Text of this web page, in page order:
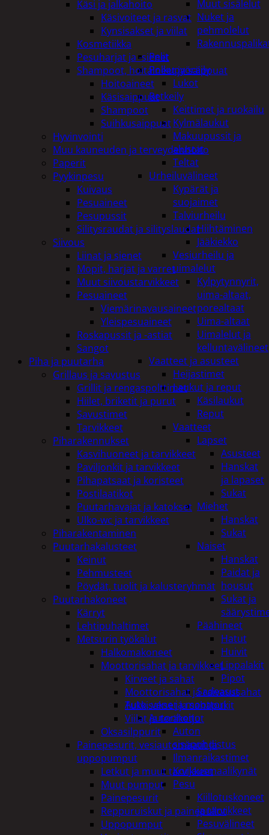
Muut sisälelut
Nuket ja
pehmolelut
Pelit
Polkupyöräily
Lukot
Retkeily
Keittimet ja ruokailu
Kylmälaukut
Makuupussit ja
alustat
Teltat
Urheiluvälineet
Kypärät ja
suojaimet
Talviurheilu
Hiihtäminen
Jääkiekko
Vesiurheilu ja
uimalelut
Kylpytynnyrit,
uima-altaat,
porealtaat
Uima-altaat
Uimalelut ja
kelluntavälineet
Vaatteet ja asusteet
Heijastimet
Laukut ja reput
Käsilaukut
Reput
Vaatteet
Lapset
Asusteet
Hanskat
ja lapaset
Sukat
Miehet
Hanskat
Sukat
Naiset
Hanskat
Paidat ja
housut
Sukat ja
Päähineet
Hatut
Huivit
Lippalakit
Pipot
Sadeasut
Auto, vene ja moottori
Autonhoito
Auton
sisäpuhdistus
Ilmanraikastimet
Korjausmaalikynät
Pesu
Kiillotuskoneet
ja tarvikkeet
Pesuvälineet
Käsi ja jalkahoito
Käsivoiteet ja rasvat
Kynsisakset ja viilat
Kosmetiikka
Pesuharjat ja -sienet
Shampoot, hoitaineet ja saippuat
Hoitoaineet
Käsisaippuat
Shampoot
Suihkusaippuat
Hyvinvointi
Muu kauneuden ja terveydenhoito
Paperit
Pyykinpesu
Kuivaus
Pesuaineet
Pesupussit
Silitysraudat ja silityslaudat
Siivous
Liinat ja sienet
Mopit, harjat ja varret
Muut siivoustarvikkeet
Pesuaineet
Viemärinavausaineet
Yleispesuaineet
Roskapussit ja -astiat
Sangot
Piha ja puutarha
Grillaus ja savustus
Grillit ja rengaspolttimet
Hiilet, briketit ja purut
Savustimet
Tarvikkeet
Piharakennukset
Kasvihuoneet ja tarvikkeet
Paviljonkit ja tarvikkeet
Pihapatsaat ja koristeet
Postilaatikot
Puutarhavajat ja katokset
Ulko-wc ja tarvikkeet
Piharakentaminen
Puutarhakalusteet
Keinut
Pehmusteet
Pöydät, tuolit ja kalusteryhmät
Puutarhakoneet
Kärryt
Lehtipuhaltimet
Metsurin työkalut
Halkomakoneet
Moottorisahat ja tarvikkeet
Kirveet ja sahat
Moottorisahat ja raivaussahat
Tukkisakset ja sahapukit
Viilat ja teräketjut
Oksasilppurit
Painepesurit, vesiautomaatit ja
uppopumput
Letkut ja muut tarvikkeet
Muut pumput
Painepesurit
Reppuruiskut ja painepullot
Uppopumput